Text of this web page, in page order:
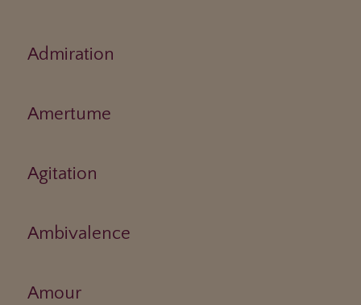
Admiration
Amertume
Agitation
Ambivalence
Amour